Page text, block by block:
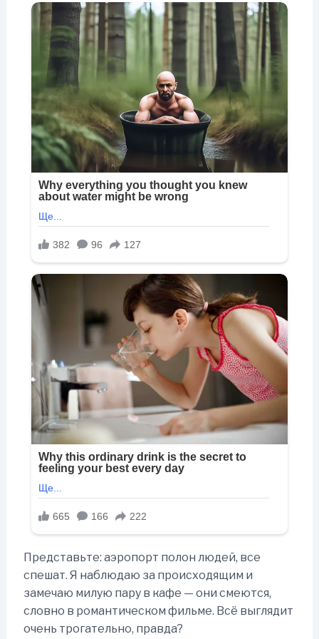
Представьте: аэропорт полон людей, все
спешат. Я наблюдаю за происходящим и
замечаю милую пару в кафе — они смеются,
словно в романтическом фильме. Всё выглядит
очень трогательно, правда?